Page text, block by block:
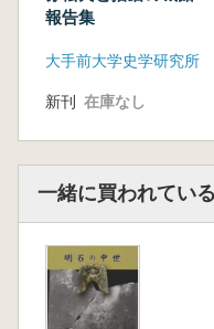
報告集
大手前大学史学研究所
新刊 在庫なし
一緒に買われてい